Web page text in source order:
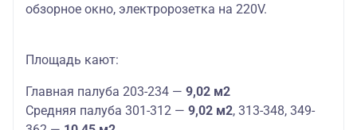
обзорное окно, электророзетка на 220V.
Площадь кают:
Главная палуба 203-234 — 9,02 м2
Средняя палуба 301-312 — 9,02 м2, 313-348, 349-